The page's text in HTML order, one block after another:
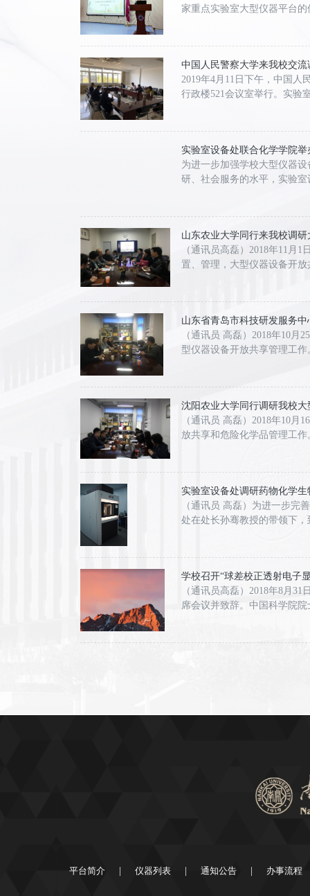
家重点实验室大型仪器平台的
中国人民警察大学来我校交流
2019年4月11日下午，中国
行政楼521会议室举行。实验
实验室设备处联合化学学院
为进一步加强学校大型仪器
研、社会服务的水平，实验
山东农业大学同行来我校调
（通讯员高磊）2018年11月
置、管理，大型仪器设备开
山东省青岛市科技研发服务
（通讯员 高磊）2018年10
型仪器设备开放共享管理工
沈阳农业大学同行调研我校
（通讯员 高磊）2018年10
放共享和危险化学品管理工
实验室设备处调研药物化学
（通讯员 高磊）为进一步完
处在处长孙骞教授的带领下
学校召开“球差校正透射电子
（通讯员高磊）2018年8月
席会议并致辞。中国科学院
平台简介 仪器列表 通知公告 办事流程